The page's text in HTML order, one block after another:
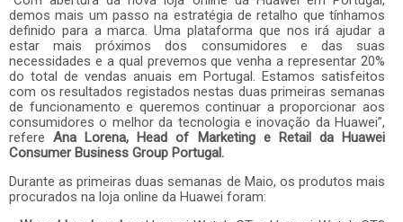
demos mais um passo na estratégia de retalho que tínhamos
definido para a marca. Uma plataforma que nos irá ajudar a
estar mais próximos dos consumidores e das suas
necessidades e a qual prevemos que venha a representar 20%
do total de vendas anuais em Portugal. Estamos satisfeitos
com os resultados registados nestas duas primeiras semanas
de funcionamento e queremos continuar a proporcionar aos
consumidores o melhor da tecnologia e inovação da Huawei”,
refereAna Lorena, Head of Marketing e Retail da Huawei
Consumer Business Group Portugal.
Durante as primeiras duas semanas de Maio, os produtos mais
procurados na loja online da Huawei foram: